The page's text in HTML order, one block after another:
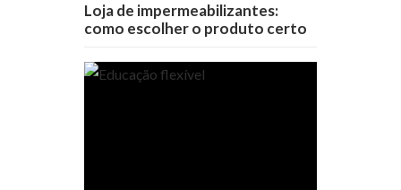
Loja de impermeabilizantes:
como escolher o produto certo